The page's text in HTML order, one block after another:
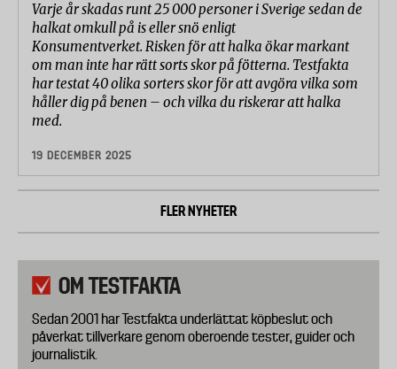
Varje år skadas runt 25 000 personer i Sverige sedan de
halkat omkull på is eller snö enligt
Konsumentverket. Risken för att halka ökar markant
om man inte har rätt sorts skor på fötterna. Testfakta
har testat 40 olika sorters skor för att avgöra vilka som
håller dig på benen – och vilka du riskerar att halka
med.
19 DECEMBER 2025
FLER NYHETER
OM TESTFAKTA
Sedan 2001 har Testfakta underlättat köpbeslut och
påverkat tillverkare genom oberoende tester, guider och
journalistik.